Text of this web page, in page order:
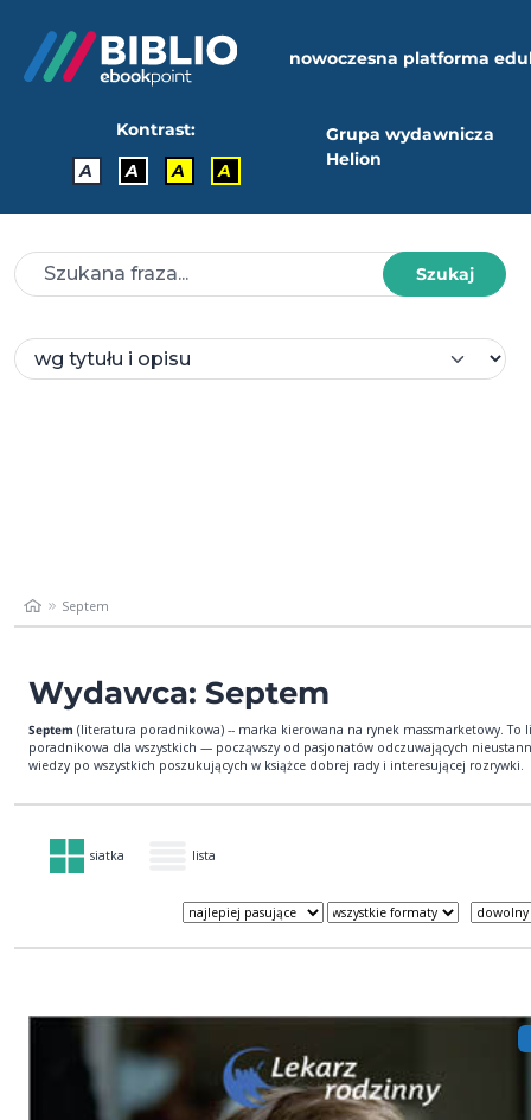
nowoczesna platforma
Kontrast:
A
A A A
Grupa wydawnicza
Helion
Szukaj
Septem
Wydawca: Septem
Septem (literatura poradnikowa) -- marka kierowana na rynek massmarketowy. To
poradnikowa dla wszystkich — począwszy od pasjonatów odczuwających
wiedzy po wszystkich poszukujących w książce dobrej rady i interesującej rozrywki.
siatka lista